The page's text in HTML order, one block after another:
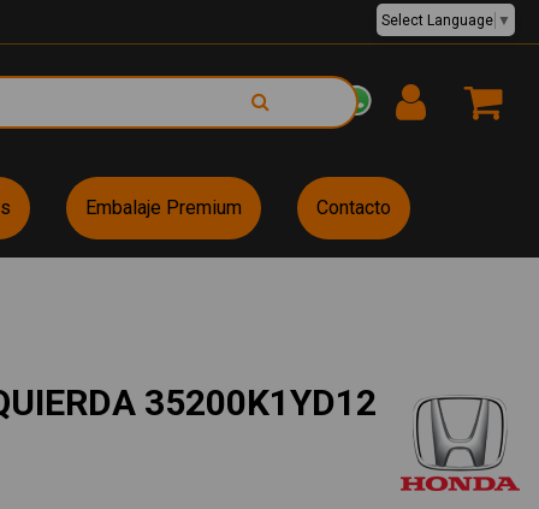
EUR €
Select Language ▼
Embalaje Premium Contacto
35200K1YD12